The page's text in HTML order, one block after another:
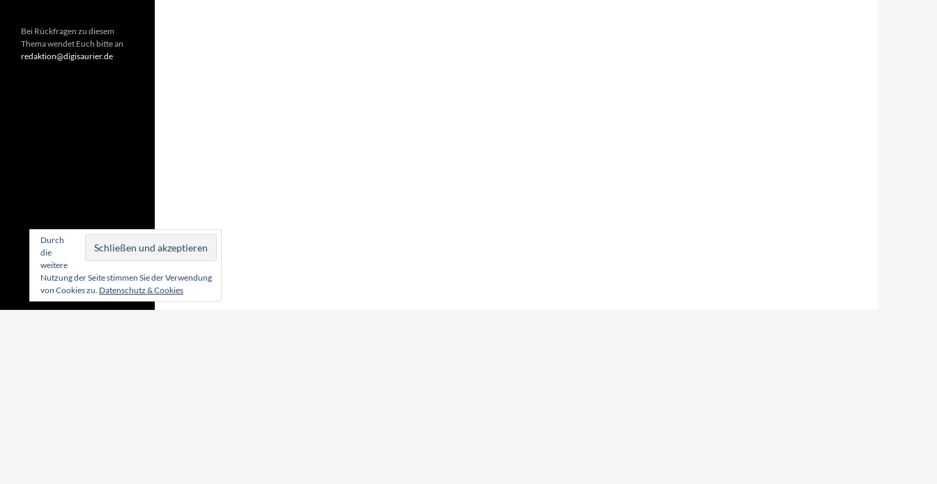
Bei Rückfragen zu diesem
Thema wendet Euch bitte an
redaktion@digisaurier.de
Durch
die
weitere
Nutzung der Seite stimmen Sie der Verwendung
von Cookies zu. Datenschutz & Cookies